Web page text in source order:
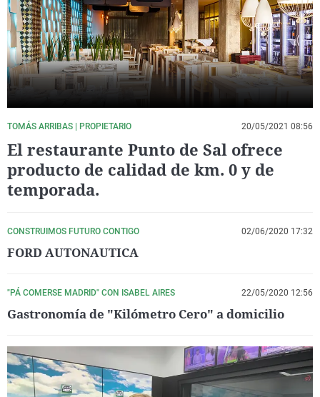
La rosa de los vientos
Gente viajera
Como el perro y el
Caso
Retornados
Equipo de
Operación Viuda
Extremadura
Galicia
La Rioja
Navarra
País Vasco
Virales
Televisión
Elecciones
TOMÁS ARRIBAS | PROPIETARIO 20/05/2021 08:56
El restaurante Punto de Sal ofrece
producto de calidad de km. 0 y de
temporada.
CONSTRUIMOS FUTURO CONTIGO 02/06/2020 17:32
FORD AUTONAUTICA
"PÁ COMERSE MADRID" CON ISABEL AIRES 22/05/2020 12:56
Gastronomía de "Kilómetro Cero" a domicilio